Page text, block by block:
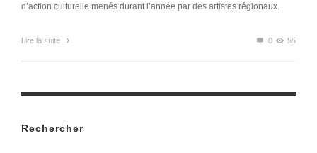
d’action culturelle menés durant l’année par des artistes régionaux.
Lire la suite 0 55
Rechercher